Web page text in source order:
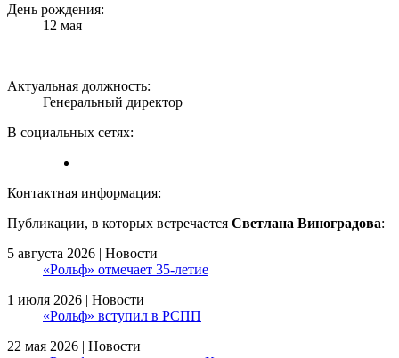
День рождения:
12 мая
Актуальная должность:
Генеральный директор
В социальных сетях:
Контактная информация:
Публикации, в которых встречается Светлана Виноградова:
5 августа 2026 | Новости
«Рольф» отмечает 35-летие
1 июля 2026 | Новости
«Рольф» вступил в РСПП
22 мая 2026 | Новости